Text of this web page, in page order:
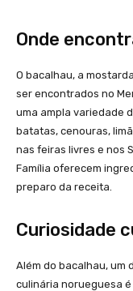
Onde
O bacalhau, a
ser encontrados no
uma ampla variedade
batatas, cenouras,
nas feiras livres e nos
Família oferecem
preparo da receita.
Curiosidade
Além do bacalhau, um
culinária norueguesa